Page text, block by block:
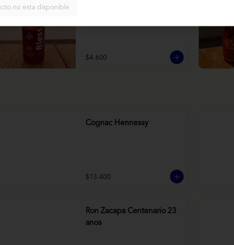
$4.600
Cognac Hennessy
$13.400
Ron Zacapa Centenario 23
anos
no esta disponible